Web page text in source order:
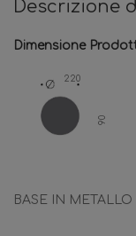
Descrizione
Dimensione
220
90
BASE IN METALLO